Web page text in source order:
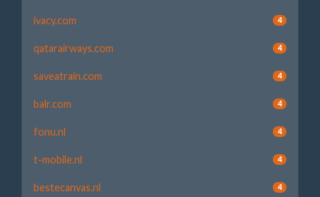
ivacy.com 4
qatarairways.com 4
saveatrain.com 4
balr.com 4
fonu.nl 4
t-mobile.nl 4
bestecanvas.nl 4